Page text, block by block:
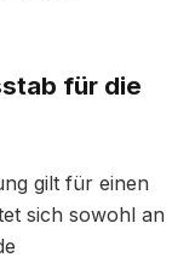
für die
gilt für einen
sich sowohl an